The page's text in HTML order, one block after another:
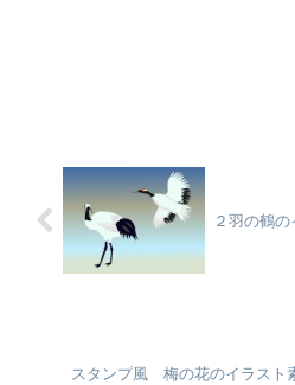
２羽の鶴の
スタンプ風 梅の花のイラスト